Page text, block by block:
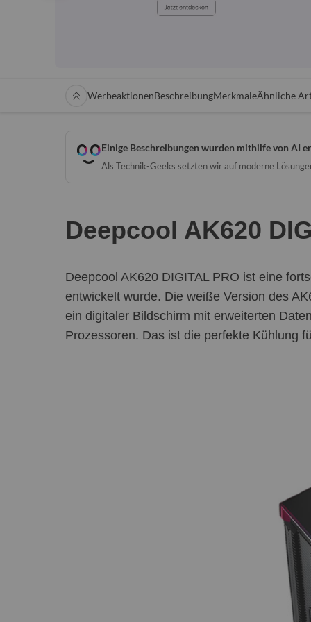
WerbeaktionenBeschreibungMerkmaleÄhnliche
Einige Beschreibungen wurden mithilfe von AI
Als Technik-Geeks setzten wir auf moderne
Deepcool AK620
Deepcool AK620 DIGITAL PRO ist eine
entwickelt wurde. Die weiße Version des
ein digitaler Bildschirm mit erweiterten
Prozessoren. Das ist die perfekte Kühlung